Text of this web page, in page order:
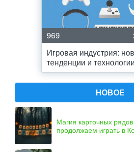
969
Игровая индустрия:
тенденции и технологии
НОВОЕ
Магия карточных
продолжаем играть в